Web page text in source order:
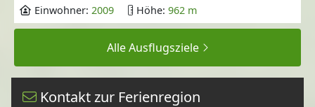
Einwohner: 2009 Höhe: 962 m
Alle Ausflugsziele
Kontakt zur Ferienregion